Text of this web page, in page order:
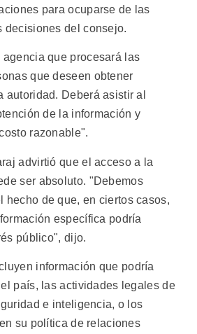
para ocuparse de las
decisiones del consejo.
que procesará las
que deseen obtener
autoridad. Deberá asistir al
de la información y
razonable".
advirtió que el acceso a la
ser absoluto. "Debemos
hecho de que, en ciertos casos,
específica podría
público", dijo.
información que podría
país, las actividades legales de
e inteligencia, o los
su política de relaciones